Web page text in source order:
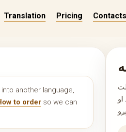
Translation Pricing Contacts
into another language,
to order so we can